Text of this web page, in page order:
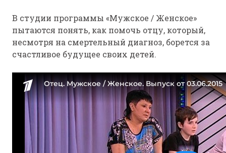
В студии программы «Мужское / Женское»
пытаются понять, как помочь отцу, который,
несмотря на смертельный диагноз, борется за
счастливое будущее своих детей.